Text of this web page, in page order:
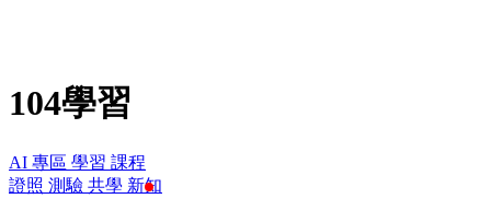
104學習
AI 專區 學習 課程
證照 測驗 共學 新知